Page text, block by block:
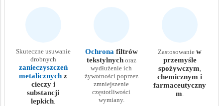
Skuteczne usuwanie
drobnych
zanieczyszczeń
metalicznych z
cieczy i
substancji
lepkich.
Ochrona filtrów
tekstylnychoraz
wydłużenie ich
żywotności poprzez
zmniejszenie
częstotliwości
wymiany.
Zastosowaniew
przemyśle
spożywczym,
chemicznym i
farmaceutyczny
m.